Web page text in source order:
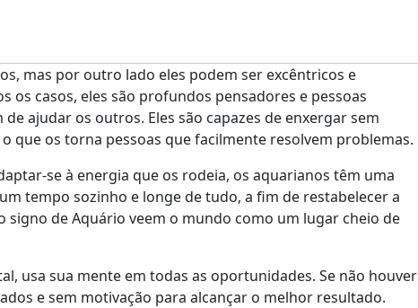
mas por outro lado eles podem ser excêntricos e
os casos, eles são profundos pensadores e pessoas
ajudar os outros. Eles são capazes de enxergar sem
que os torna pessoas que facilmente resolvem problemas.
se à energia que os rodeia, os aquarianos têm uma
tempo sozinho e longe de tudo, a fim de restabelecer a
signo de Aquário veem o mundo como um lugar cheio de
usa sua mente em todas as oportunidades. Se não houver
e sem motivação para alcançar o melhor resultado.